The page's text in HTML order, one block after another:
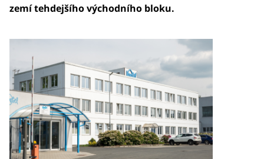
zemí tehdejšího východního bloku.